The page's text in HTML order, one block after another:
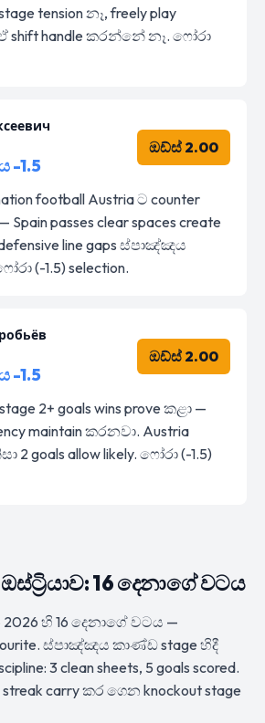
tension නෑ, freely play
shift handle කරන්නේ නෑ. ෆෝරා
-1.5
ඔඩ්ස් 2.00
football Austria ට counter
passes clear spaces create
line gaps ස්පාඤ්ඤය
(-1.5) selection.
-1.5
ඔඩ්ස් 2.00
2+ goals wins prove කළා —
maintain කරනවා. Austria
2 goals allow likely. ෆෝරා (-1.5)
16 දෙනාගේ වටය
හි 16 දෙනාගේ වටය —
ස්පාඤ්ඤය කාණ්ඩ stage හිදී
3 clean sheets, 5 goals scored.
streak carry කර ගෙන knockout stage